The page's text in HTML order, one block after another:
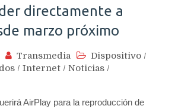
directamente a
marzo próximo
Transmedia Dispositivo /
/ Internet / Noticias /
AirPlay para la reproducción de